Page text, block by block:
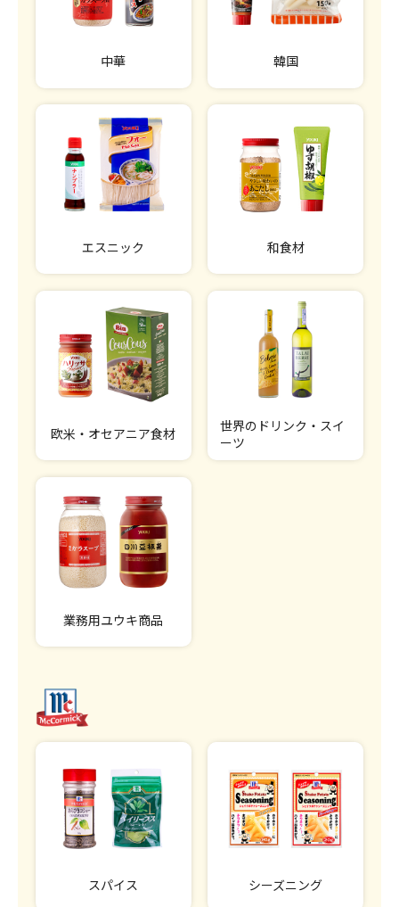
中華 韓国
エスニック 和食材
欧米・オセアニア食材
世界のドリンク・スイ
ーツ
業務用ユウキ商品
スパイス シーズニング